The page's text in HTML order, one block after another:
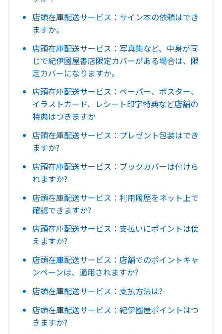
店頭在庫配送サービス：サイン本の依頼はでき
ますか。
店頭在庫配送サービス：写真集など、中身が同
じで紀伊國屋書店限定カバーがある場合は、限
定カバーになりますか。
店頭在庫配送サービス：ペーパー、ポスター、
イラストカード、レシート印字特典など店舗の
特典はつきますか
店頭在庫配送サービス：プレゼント包装はでき
ますか?
店頭在庫配送サービス：ブックカバーは付けら
れますか?
店頭在庫配送サービス：利用履歴をネット上で
確認できますか?
店頭在庫配送サービス：支払いにポイントは使
えますか?
店頭在庫配送サービス：店舗でのポイントキャ
ンペーンは、適用されますか?
店頭在庫配送サービス：支払方法は?
店頭在庫配送サービス：紀伊國屋ポイントはつ
きますか?